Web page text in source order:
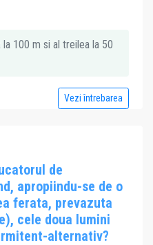
100 m si al treilea la 50
Vezi întrebarea
de
apropiindu-se de o
ferata, prevazuta
cele doua lumini
alternativ?